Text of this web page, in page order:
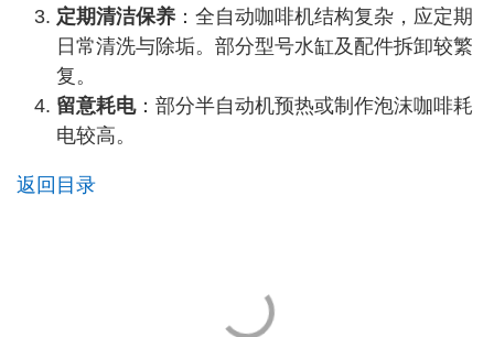
定期清洁保养 ：全自动咖啡机结构复杂，应定期
日常清洗与除垢。部分型号水缸及配件拆卸较繁
复。
留意耗电：部分半自动机预热或制作泡沫咖啡耗
电较高。
返回目录